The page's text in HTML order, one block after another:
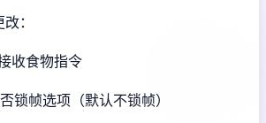
：
收食物指令
锁帧选项（默认不锁帧）